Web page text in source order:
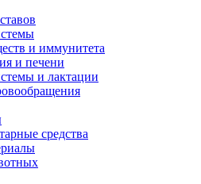
и иммунитета
и печени
и лактации
средства